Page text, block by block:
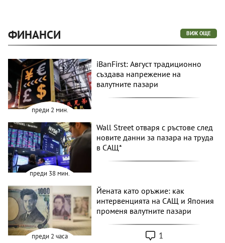
ФИНАНСИ ВИЖ ОЩЕ
преди 2 мин.
iBanFirst: Август традиционно
създава напрежение на
валутните пазари
преди 38 мин.
Wall Street отваря с ръстове след
новите данни за пазара на труда
в САЩ*
преди 2 часа
Йената като оръжие: как
интервенцията на САЩ и Япония
променя валутните пазари
1